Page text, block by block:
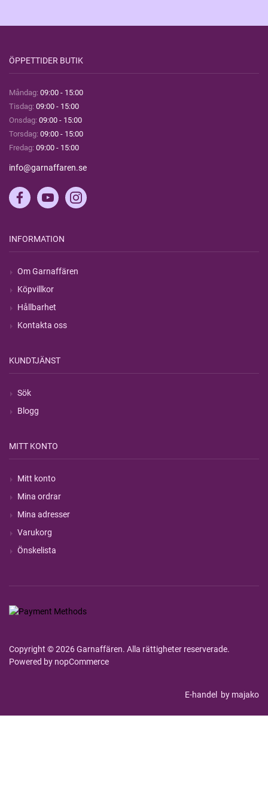
ÖPPETTIDER BUTIK
Måndag: 09:00 - 15:00
Tisdag: 09:00 - 15:00
Onsdag: 09:00 - 15:00
Torsdag: 09:00 - 15:00
Fredag: 09:00 - 15:00
info@garnaffaren.se
INFORMATION
Om Garnaffären
Köpvillkor
Hållbarhet
Kontakta oss
KUNDTJÄNST
Sök
Blogg
MITT KONTO
Mitt konto
Mina ordrar
Mina adresser
Varukorg
Önskelista
Copyright © 2026 Garnaffären. Alla rättigheter reserverade.
Powered by nopCommerce
E-handel by majako